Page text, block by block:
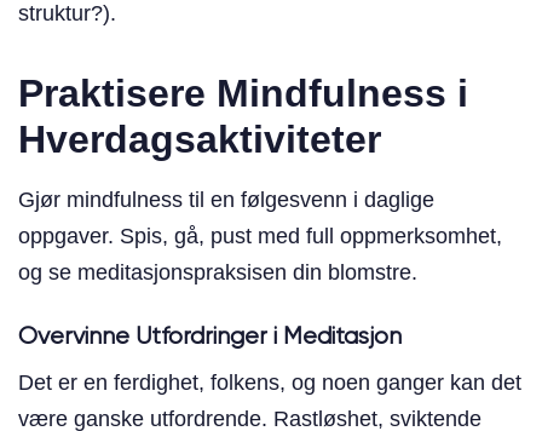
struktur?).
Praktisere Mindfulness i
Hverdagsaktiviteter
Gjør mindfulness til en følgesvenn i daglige
oppgaver. Spis, gå, pust med full oppmerksomhet,
og se meditasjonspraksisen din blomstre.
Overvinne Utfordringer i Meditasjon
Det er en ferdighet, folkens, og noen ganger kan det
være ganske utfordrende. Rastløshet, sviktende